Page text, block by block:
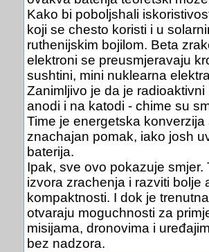
Kako bi poboljshali
koji se chesto koristi i u
ruthenijskim bojilom. Beta
elektroni se preusmjeravaju
sushtini, mini nuklearna
Zanimljivo je da je
anodi i na katodi - chime su
Time je energetska
znachajan pomak, iako josh
baterija.
Ipak, sve ovo pokazuje
izvora zrachenja i razviti bolje
kompaktnosti. I dok je
otvaraju moguchnosti za
misijama, dronovima i
bez nadzora.